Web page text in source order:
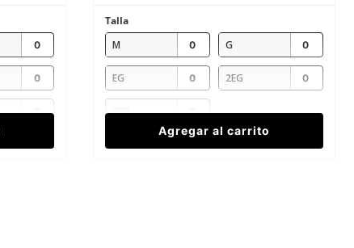
Talla
M
G
EG 2EG
3EG
Agregar al carrito